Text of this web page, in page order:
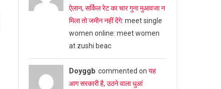
ऐलान, सर्किल रेट का चार गुना मुआवजा न
मिला तो जमीन नहीं देंगे: meet single
women online: meet women
at zushi beac
Doyggbcommented on यह
आग सरकारी है, उठने वाला धुआं